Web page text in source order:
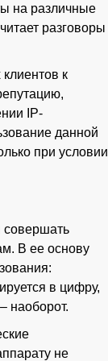
на различные
разговоры
к
IP-
данной
при условии
совершать
В ее основу
в цифру,
наоборот.
не